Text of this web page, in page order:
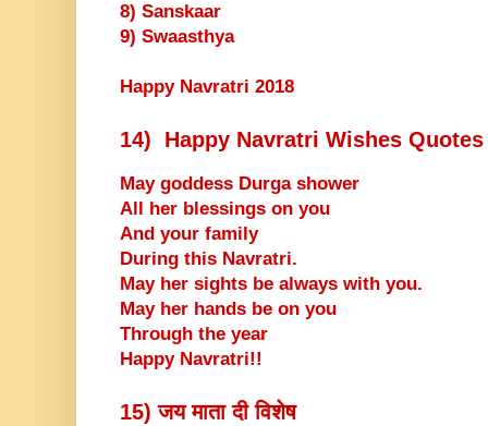
8) Sanskaar
9) Swaasthya
Happy Navratri 2018
14) Happy Navratri Wishes Quotes
May goddess Durga shower
All her blessings on you
And your family
During this Navratri.
May her sights be always with you.
May her hands be on you
Through the year
Happy Navratri!!
15) जय माता दी विशेष